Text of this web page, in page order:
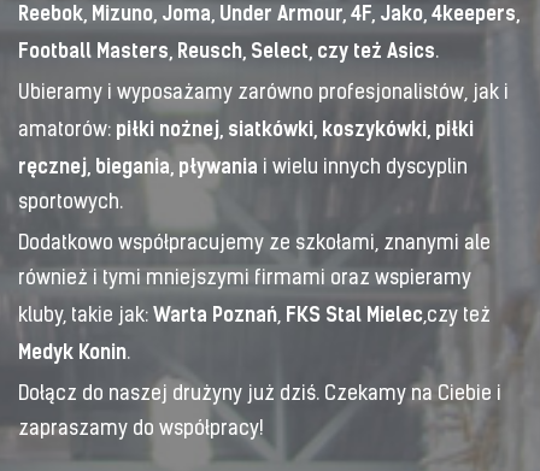
Reebok, Mizuno, Joma, Under Armour, 4F, Jako, 4keepers,
Football Masters, Reusch, Select, czy też Asics.
Ubieramy i wyposażamy zarówno profesjonalistów, jak i
amatorów: piłki nożnej, siatkówki, koszykówki, piłki
ręcznej, biegania, pływania i wielu innych dyscyplin
sportowych.
Dodatkowo współpracujemy ze szkołami, znanymi ale
również i tymi mniejszymi firmami oraz wspieramy
kluby, takie jak: Warta Poznań, FKS Stal Mielec,czy też
Medyk Konin.
Dołącz do naszej drużyny już dziś. Czekamy na Ciebie i
zapraszamy do współpracy!